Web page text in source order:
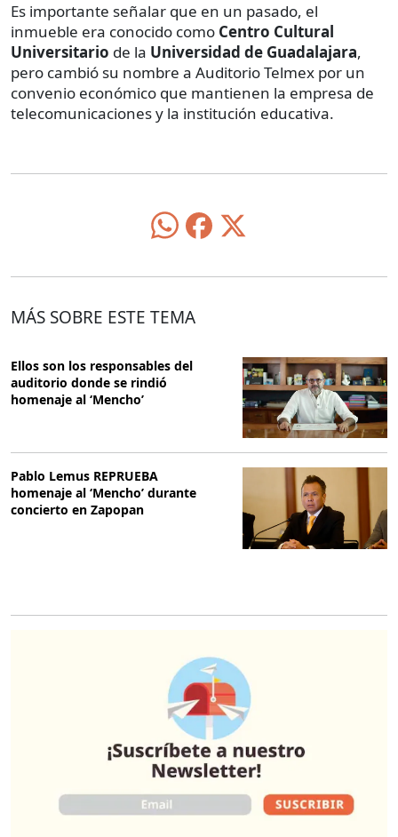
Es importante señalar que en un pasado, el
inmueble era conocido como Centro Cultural
Universitario de la Universidad de Guadalajara,
pero cambió su nombre a Auditorio Telmex por un
convenio económico que mantienen la empresa de
telecomunicaciones y la institución educativa.
MÁS SOBRE ESTE TEMA
Ellos son los responsables del
auditorio donde se rindió
homenaje al ‘Mencho’
Pablo Lemus REPRUEBA
homenaje al ‘Mencho’ durante
concierto en Zapopan